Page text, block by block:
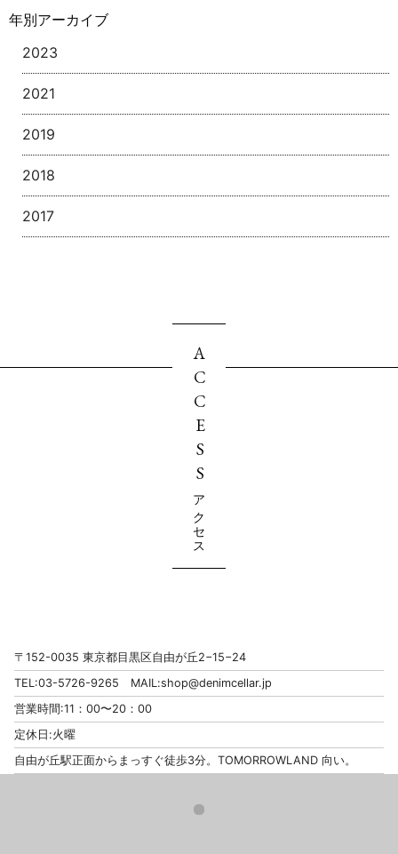
年別アーカイブ
2023
2021
2019
2018
2017
ACCESS
アクセス
〒152-0035 東京都目黒区自由が丘2−15−24
TEL:03-5726-9265 MAIL:shop@denimcellar.jp
営業時間:11：00〜20：00
定休日:火曜
自由が丘駅正面からまっすぐ徒歩3分。TOMORROWLAND 向い。